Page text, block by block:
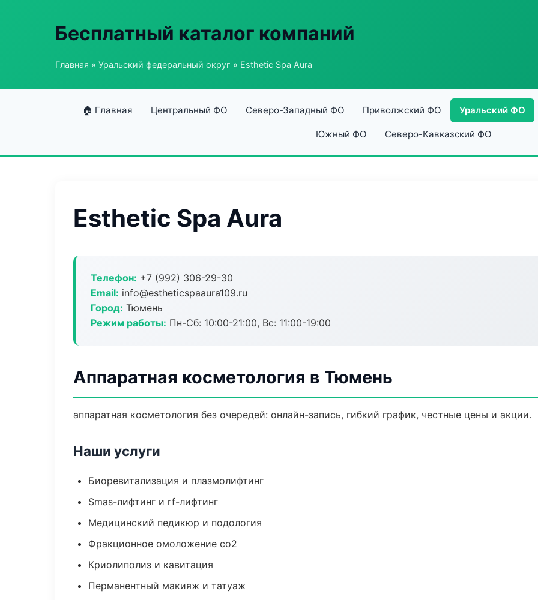
Бесплатный каталог компаний
Главная » Уральский федеральный округ » Esthetic Spa Aura
🏠 Главная Центральный ФО Северо-Западный ФО Приволжский ФО Уральский ФО
Южный ФО Северо-Кавказский ФО
Esthetic Spa Aura
Телефон: +7 (992) 306-29-30
Email: info@estheticspaaura109.ru
Город: Тюмень
Режим работы: Пн-Сб: 10:00-21:00, Вс: 11:00-19:00
Аппаратная косметология в Тюмень
аппаратная косметология без очередей: онлайн-запись, гибкий график, честные цены и акции.
Наши услуги
Биоревитализация и плазмолифтинг
Smas-лифтинг и rf-лифтинг
Медицинский педикюр и подология
Фракционное омоложение co2
Криолиполиз и кавитация
Перманентный макияж и татуаж